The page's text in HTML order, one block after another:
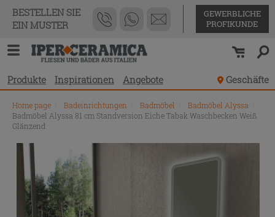
BESTELLEN SIE
EIN MUSTER
GEWERBLICHE
PROFIKUNDE
Produkte Inspirationen Angebote Geschäfte
Home page Badeinrichtungen Badmöbel Badmöbel Alyssa
Badmöbel Alyssa 81 cm Standversion Eiche Tabak Waschbecken Weiß
Glänzend